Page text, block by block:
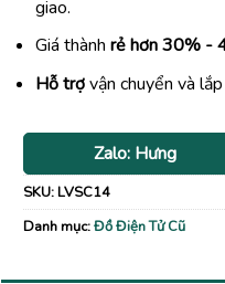
giao.
Giá thành rẻ hơn 30% -
Hỗ trợvận chuyển và
Zalo: Hưng
SKU:LVSC14
Danh mục:Đồ Điện Tử Cũ